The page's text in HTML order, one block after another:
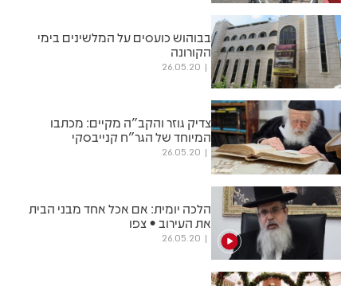
בבוהוש כועסים על המלשינים בימי
הקורונה
26.05.20
צדיק גוזר והקב"ה מקיים: מכתבו
המיוחד של הגר"ח קנייבסקי
26.05.20
הלכה יומית: אם אכל אחד מבני הבית
את העירוב • צפו
26.05.20